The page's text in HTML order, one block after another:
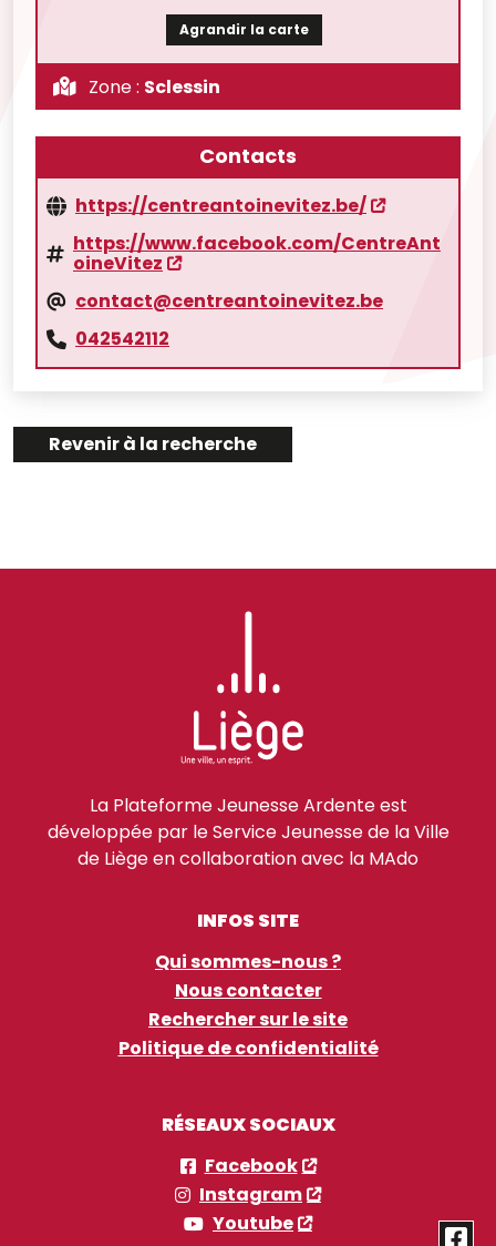
Agrandir la carte
Zone : Sclessin
Contacts
https://centreantoinevitez.be/
https://www.facebook.com/CentreAnt
oineVitez
contact@centreantoinevitez.be
042542112
Revenir à la recherche
La Plateforme Jeunesse Ardente est
développée par le Service Jeunesse de la Ville
de Liège en collaboration avec la MAdo
INFOS SITE
Qui sommes-nous ?
Nous contacter
Rechercher sur le site
Politique de confidentialité
RÉSEAUX SOCIAUX
Facebook
Instagram
Youtube